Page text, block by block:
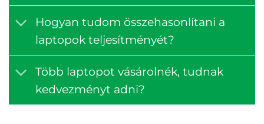
Hogyan tudom összehasonlítani a
laptopok teljesítményét?
Több laptopot vásárolnék, tudnak
kedvezményt adni?